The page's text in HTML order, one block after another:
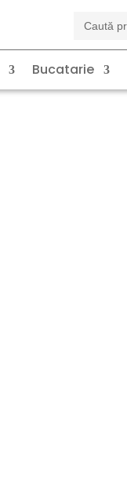
for:
Bucatarie